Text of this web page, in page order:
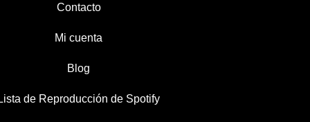
Contacto
Mi cuenta
Blog
Lista de Reproducción de Spotify